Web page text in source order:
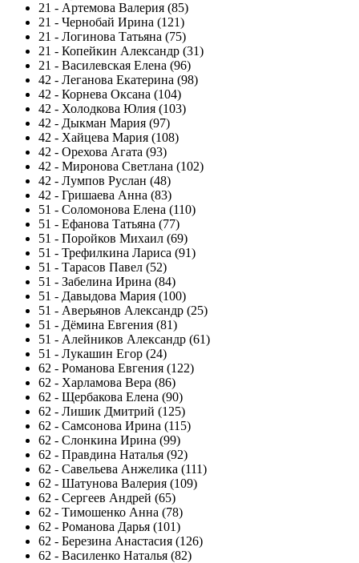
21 - Артемова Валерия (85)
21 - Чернобай Ирина (121)
21 - Логинова Татьяна (75)
21 - Копейкин Александр (31)
21 - Василевская Елена (96)
42 - Леганова Екатерина (98)
42 - Корнева Оксана (104)
42 - Холодкова Юлия (103)
42 - Дыкман Мария (97)
42 - Хайцева Мария (108)
42 - Орехова Агата (93)
42 - Миронова Светлана (102)
42 - Лумпов Руслан (48)
42 - Гришаева Анна (83)
51 - Соломонова Елена (110)
51 - Ефанова Татьяна (77)
51 - Поройков Михаил (69)
51 - Трефилкина Лариса (91)
51 - Тарасов Павел (52)
51 - Забелина Ирина (84)
51 - Давыдова Мария (100)
51 - Аверьянов Александр (25)
51 - Дёмина Евгения (81)
51 - Алейников Александр (61)
51 - Лукашин Егор (24)
62 - Романова Евгения (122)
62 - Харламова Вера (86)
62 - Щербакова Елена (90)
62 - Лишик Дмитрий (125)
62 - Самсонова Ирина (115)
62 - Слонкина Ирина (99)
62 - Правдина Наталья (92)
62 - Савельева Анжелика (111)
62 - Шатунова Валерия (109)
62 - Сергеев Андрей (65)
62 - Тимошенко Анна (78)
62 - Романова Дарья (101)
62 - Березина Анастасия (126)
62 - Василенко Наталья (82)